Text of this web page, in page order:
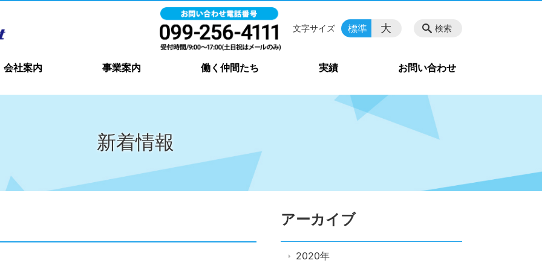
会社案内 事業案内 働く仲間たち 実績 お問い合わせ
検索
文字サイズ 標準 大
新着情報
アーカイブ
2020年